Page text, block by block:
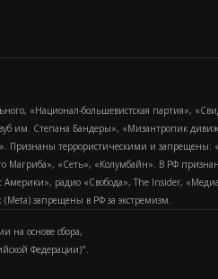
«Национал-большевистская партия»,
им. Степана Бандеры», «Мизантропик
Признаны террористическими и
Магриба», «Сеть», «Колумбайн». В РФ
радио «Свобода», The Insider,
запрещены в РФ за экстремизм.
на основе сбора,
Федерации)".